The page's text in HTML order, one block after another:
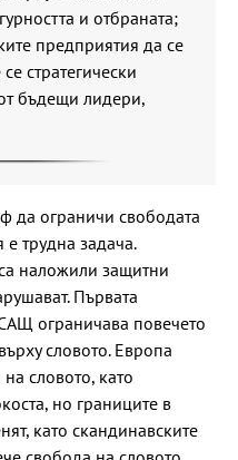
и отбраната;
предприятия да се
стратегически
бъдещи лидери,
да ограничи свободата
трудна задача.
наложили защитни
Първата
ограничава повечето
словото. Европа
словото, като
но границите в
като скандинавските